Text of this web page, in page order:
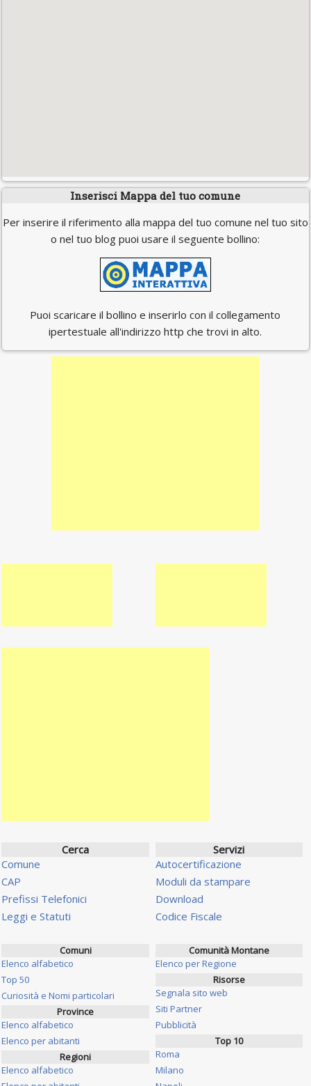
Inserisci Mappa del tuo comune
Per inserire il riferimento alla mappa del tuo comune nel tuo sito
o nel tuo blog puoi usare il seguente bollino:
Puoi scaricare il bollino e inserirlo con il collegamento
ipertestuale all'indirizzo http che trovi in alto.
Cerca
Comune
CAP
Prefissi Telefonici
Leggi e Statuti
Servizi
Autocertificazione
Moduli da stampare
Download
Codice Fiscale
Comuni
Elenco alfabetico
Top 50
Curiosità e Nomi particolari
Province
Elenco alfabetico
Elenco per abitanti
Regioni
Elenco alfabetico
Comunità Montane
Elenco per Regione
Risorse
Segnala sito web
Siti Partner
Pubblicità
Top 10
Roma
Milano